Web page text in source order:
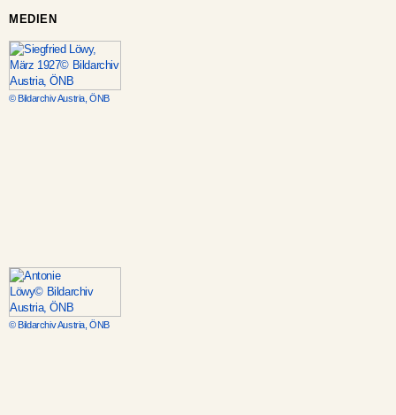
MEDIEN
© Bildarchiv Austria, ÖNB
© Bildarchiv Austria, ÖNB